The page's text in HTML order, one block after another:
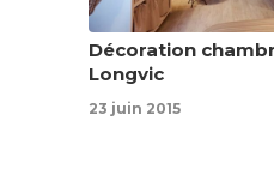
Décoration
Longvic
23 juin 2015